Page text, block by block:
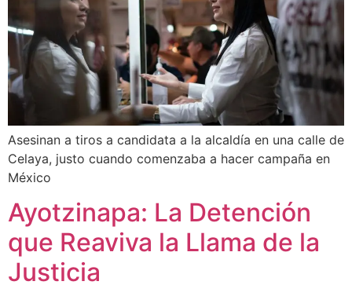
Asesinan a tiros a candidata a la alcaldía en una calle de
Celaya, justo cuando comenzaba a hacer campaña en
México
Ayotzinapa: La Detención
que Reaviva la Llama de la
Justicia